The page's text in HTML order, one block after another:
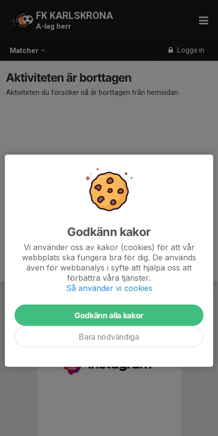
Matcher Logga in
FK KARLSKRONA
A-lag herr
Aktiviteten är borttagen
Aktiviteten du försöker nå är borttagen från hemsidan.
Godkänn kakor
Vi använder oss av kakor (cookies) för att vår
webbplats ska fungera bra för dig. De används
även för webbanalys i syfte att hjälpa oss att
förbättra våra tjänster.
Så använder vi cookies
Godkänn alla kakor
Bara nödvändiga